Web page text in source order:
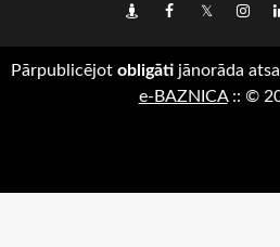
DraugiemFacebook
Twitter
Pārpublicējot obligāti jānorāda
e-BAZNICA:: ©